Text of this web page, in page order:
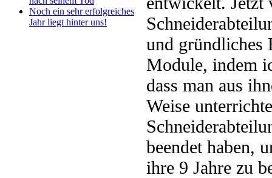
Noch ein sehr erfolgreiches
Jahr liegt hinter uns!
und gründliches
Module, indem
dass man aus
Weise
beendet haben,
ihre 9 Jahre zu